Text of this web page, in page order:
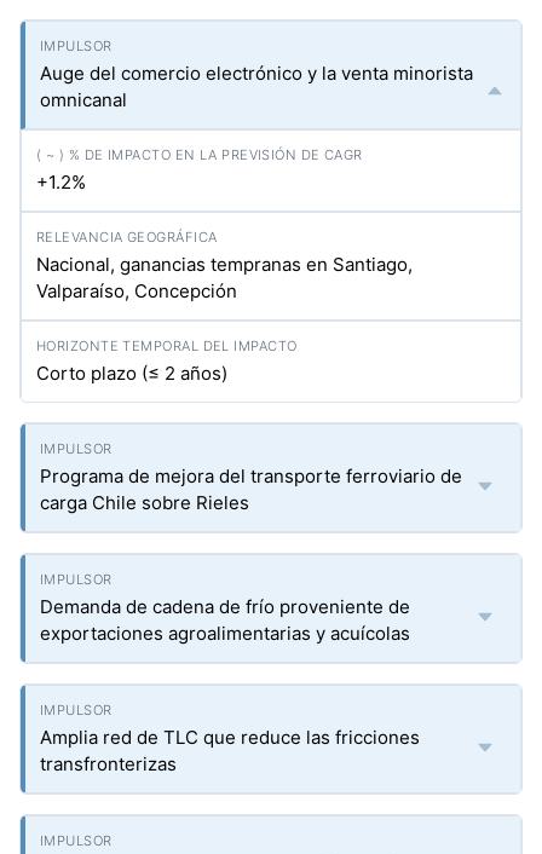
Auge del comercio electrónico y la venta minorista
omnicanal
+1.2%
Nacional, ganancias tempranas en Santiago,
Valparaíso, Concepción
Corto plazo (≤ 2 años)
Programa de mejora del transporte ferroviario de
carga Chile sobre Rieles
Demanda de cadena de frío proveniente de
exportaciones agroalimentarias y acuícolas
Amplia red de TLC que reduce las fricciones
transfronterizas